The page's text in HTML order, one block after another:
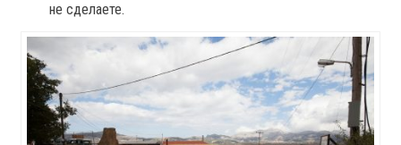
не сделаете.